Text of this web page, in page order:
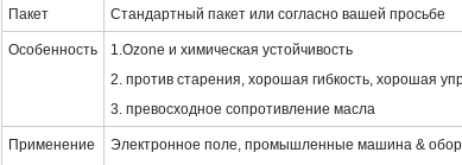
Пакет Стандартный пакет или согласно вашей просьбе
Особенность
1.Ozone и химическая устойчивость
2. против старения, хорошая гибкость, хорошая
3. превосходное сопротивление масла
Применение
Электронное поле, промышленные машина &